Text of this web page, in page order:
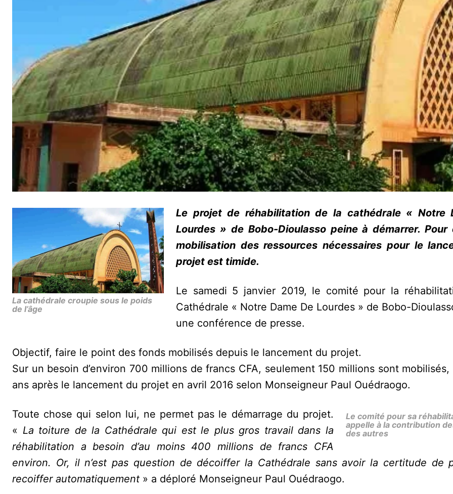
La cathédrale croupie sous le poids
de l’âge
Le projet de réhabilitation de la cathédrale « Notre
Lourdes » de Bobo-Dioulasso peine à démarrer. Pour
mobilisation des ressources nécessaires pour le
projet est timide.
Le samedi 5 janvier 2019, le comité pour la
Cathédrale « Notre Dame De Lourdes » de Bobo-
une conférence de presse.
Objectif, faire le point des fonds mobilisés depuis le lancement du projet.
Sur un besoin d’environ 700 millions de francs CFA, seulement 150 millions sont
ans après le lancement du projet en avril 2016 selon Monseigneur Paul Ouédraogo.
Le comité pour sa
appelle à la contribution
des autres
Toute chose qui selon lui, ne permet pas le démarrage du projet.
« La toiture de la Cathédrale qui est le plus gros travail dans la
réhabilitation a besoin d’au moins 400 millions de francs CFA
environ. Or, il n’est pas question de décoiffer la Cathédrale sans avoir la certitude de
recoiffer automatiquement » a déploré Monseigneur Paul Ouédraogo.